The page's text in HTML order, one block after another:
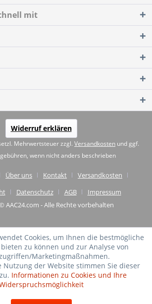
mit
Widerruf erklären
Mehrwertsteuer zzgl. Versandkosten und ggf.
wenn nicht anders beschrieben
Über uns Kontakt
Versandkosten
Datenschutz AGB
Impressum
AAC24.com - Alle Rechte vorbehalten
Cookies, um Ihnen die bestmögliche
zu können und zur Analyse von
Marketingmaßnahmen.
Nutzung der Website stimmen Sie dieser
Informationen zu Cookies und Ihre
(4.75 / 5)